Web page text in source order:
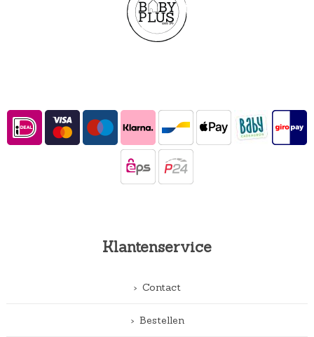
Klantenservice
Contact
Bestellen